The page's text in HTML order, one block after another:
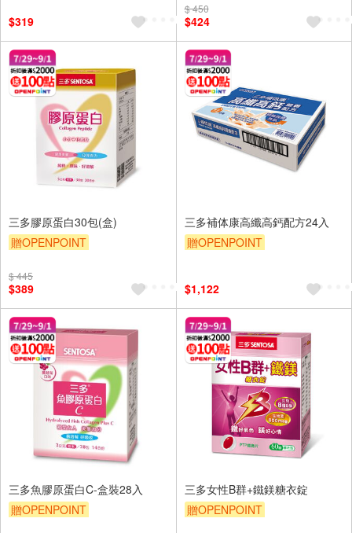
$319
$ 450
$424
三多膠原蛋白30包(盒)
贈OPENPOINT
$ 445
$389
三多補体康高纖高鈣配方24入
贈OPENPOINT
$1,122
三多魚膠原蛋白C-盒裝28入
贈OPENPOINT
三多女性B群+鐵鎂糖衣錠
贈OPENPOINT